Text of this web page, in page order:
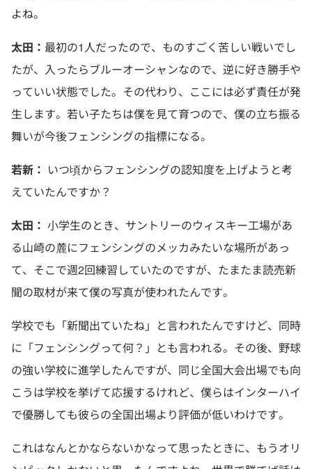
よね。
太田： 最初の1人だったので、ものすごく苦しい戦いでし
たが、入ったらブルーオーシャンなので、逆に好き勝手や
っていい状態でした。その代わり、ここには必ず責任が発
生します。若い子たちは僕を見て育つので、僕の立ち振る
舞いが今後フェンシングの指標になる。
若新： いつ頃からフェンシングの認知度を上げようと考
えていたんですか？
太田： 小学生のとき、サントリーのウィスキー工場があ
る山崎の麓にフェンシングのメッカみたいな場所があっ
て、そこで週2回練習していたのですが、たまたま読売新
聞の取材が来て僕の写真が使われたんです。
学校でも「新聞出ていたね」と言われたんですけど、同時
に「フェンシングって何？」とも言われる。その後、野球
の強い学校に進学したんですが、同じ全国大会出場でも向
こうは学校を挙げて応援するけれど、僕らはインターハイ
で優勝しても彼らの全国出場より評価が低いわけです。
これはなんとかならないかなって思ったときに、もうオリ